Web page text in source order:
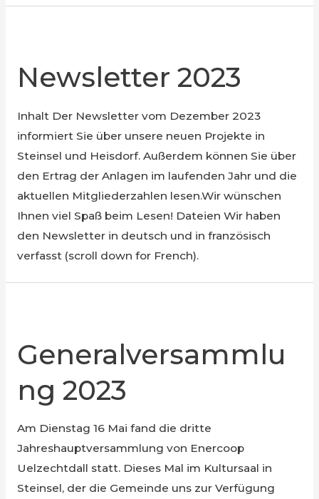
Sonn
Newsletter 2023
Inhalt Der Newsletter vom Dezember 2023
informiert Sie über unsere neuen Projekte in
Steinsel und Heisdorf. Außerdem können Sie über
den Ertrag der Anlagen im laufenden Jahr und die
aktuellen Mitgliederzahlen lesen.Wir wünschen
Ihnen viel Spaß beim Lesen! Dateien Wir haben
den Newsletter in deutsch und in französisch
verfasst (scroll down for French).
Generalversammlu
ng 2023
Am Dienstag 16 Mai fand die dritte
Jahreshauptversammlung von Enercoop
Uelzechtdall statt. Dieses Mal im Kultursaal in
Steinsel, der die Gemeinde uns zur Verfügung